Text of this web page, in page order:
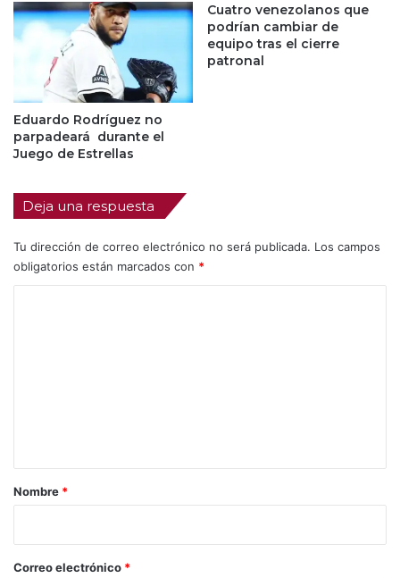
Eduardo Rodríguez no
parpadeará durante el
Juego de Estrellas
Cuatro venezolanos que
podrían cambiar de
equipo tras el cierre
patronal
Deja una respuesta
Tu dirección de correo electrónico no será publicada. Los campos
obligatorios están marcados con *
r
*
Nombre *
Correo electrónico *